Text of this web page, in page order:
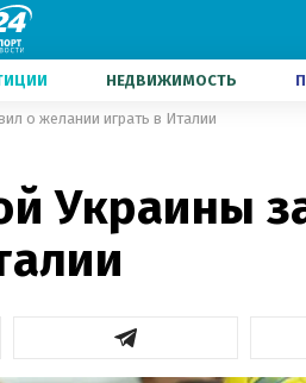
НЕДВИЖИМОСТЬ
о желании играть в Италии
Украины